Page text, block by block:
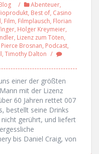
Abenteuer,
, Best of, Casino
, Film, Filmplausch, Florian
, Holger Kreymeier,
, Lizenz zum Töten,
Pierce Brosnan, Podcast,
, Timothy Dalton
einer der größten
mit der Lizenz
60 Jahren rettet 007
bestellt seine Drinks
gerührt, und liefert
bis Daniel Craig, von